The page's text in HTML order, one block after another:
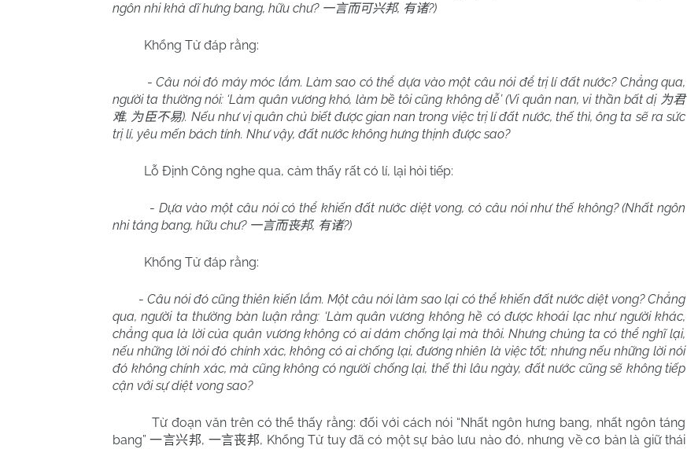
ngôn nhi khả dĩ hưng bang, hữu chư? 一言而可兴邦, 有诸?)
Khổng Tử đáp rằng:
-Câu nói đó máy móc lắm. Làm sao có thể dựa vào một câu nói để trị lí đất nước? Chẳng qua,
người ta thường nói: ‘Làm quân vương khó, làm bề tôi cũng không dễ’ (Vi quân nan, vi thần bất dị 为君
难, 为臣不易). Nếu như vị quân chủ biết được gian nan trong việc trị lí đất nước, thế thì, ông ta sẽ ra sức
trị lí, yêu mến bách tính. Như vậy, đất nước không hưng thịnh được sao?
Lỗ Định Công nghe qua, cảm thấy rất có lí, lại hỏi tiếp:
- Dựa vào một câu nói có thể khiến đất nước diệt vong, có câu nói như thế không? (Nhất ngôn
nhi táng bang, hữu chư? 一言而丧邦, 有诸?)
Khổng Tử đáp rằng:
- Câu nói đó cũng thiên kiến lắm. Một câu nói làm sao lại có thể khiến đất nước diệt vong? Chẳng
qua, người ta thường bàn luận rằng: ‘Làm quân vương không hề có được khoái lạc như người khác,
chẳng qua là lời của quân vương không có ai dám chống lại mà thôi. Nhưng chúng ta có thể nghĩ lại,
nếu những lời nói đó chính xác, không có ai chống lại, đương nhiên là việc tốt; nhưng nếu những lời nói
đó không chính xác, mà cũng không có người chống lại, thế thì lâu ngày, đất nước cũng sẽ không tiếp
cận với sự diệt vong sao?
Từ đoạn văn trên có thể thấy rằng: đối với cách nói “Nhất ngôn hưng bang, nhất ngôn táng
bang”一言兴邦, 一言丧邦, Khổng Tử tuy đã có một sự bảo lưu nào đó, nhưng về cơ bản là giữ thái